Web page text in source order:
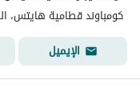
كومباوند قطامية هايتس،
الإيميل